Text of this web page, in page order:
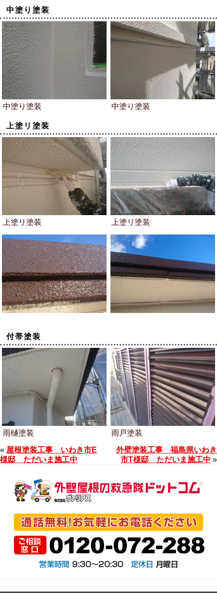
中塗り塗装
中塗り塗装 中塗り塗装
上塗リ塗装
上塗リ塗装 上塗リ塗装
付帯塗装
雨樋塗装 雨戸塗装
« 屋根塗装工事 いわき市E
様邸 ただいま施工中
外壁塗装工事 福島県いわき
市T様邸 ただいま施工中 »